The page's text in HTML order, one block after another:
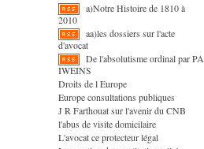
a)Notre Histoire de 1810 à
2010
aa)les dossiers sur l'acte
d'avocat
De l'absolutisme ordinal par PA
IWEINS
Droits de l Europe
Europe consultations publiques
J R Farthouat sur l'avenir du CNB
l'abus de visite domicilaire
L'avocat ce protecteur légal